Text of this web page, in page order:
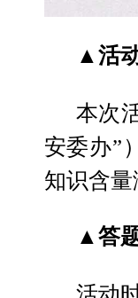
▲活
本次
安委办”
知识含量
▲答